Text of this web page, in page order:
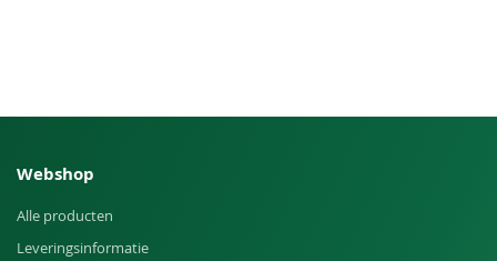
Webshop
Alle producten
Leveringsinformatie